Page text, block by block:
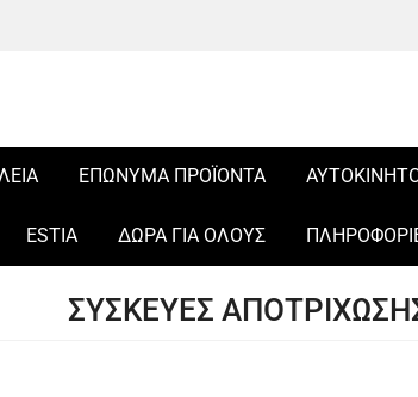
ΕΠΩΝΥΜΑ ΠΡΟΪΟΝΤΑ
ESTIA ΔΩΡΑ ΓΙΑ ΟΛΟΥΣ
ΣΥΣΚΕΥΕΣ